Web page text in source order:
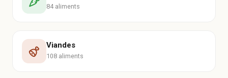
84 aliments
Viandes
108 aliments